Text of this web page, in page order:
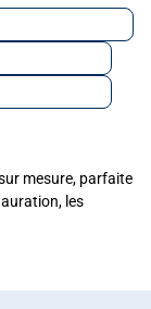
mesure, parfaite
les